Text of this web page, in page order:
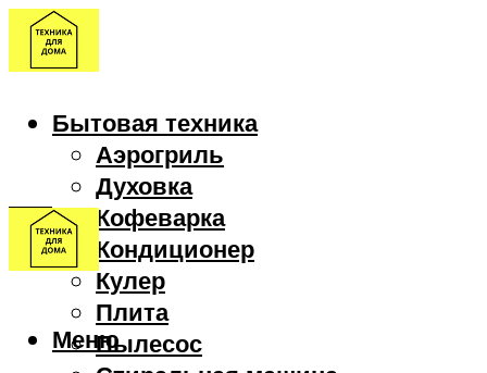
Бытовая техника
Аэрогриль
Духовка
Кофеварка
Кондиционер
Кулер
Плита
Пылесос
Меню